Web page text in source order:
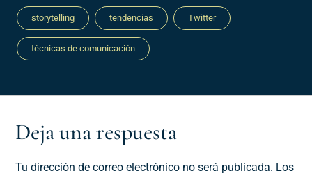
storytelling tendencias Twitter
técnicas de comunicación
Deja una respuesta
Tu dirección de correo electrónico no será publicada. Los